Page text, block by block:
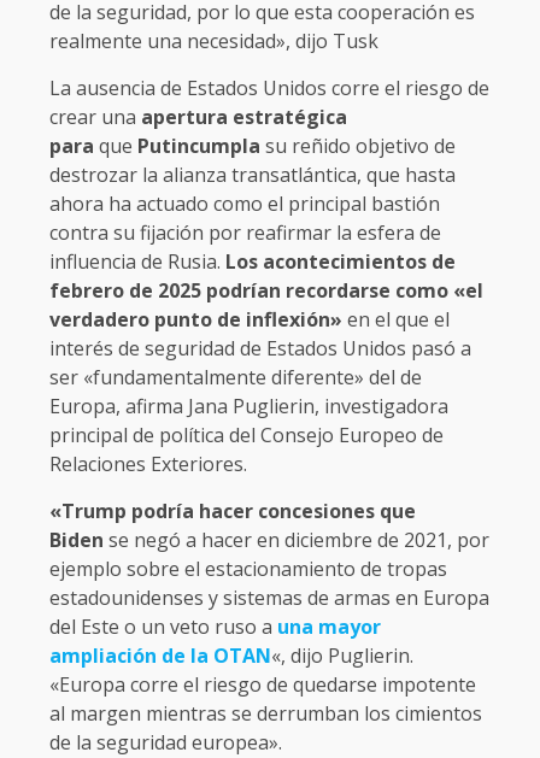
de la seguridad, por lo que esta cooperación es
realmente una necesidad», dijo Tusk
La ausencia de Estados Unidos corre el riesgo de
crear una apertura estratégica
para que Putincumpla su reñido objetivo de
destrozar la alianza transatlántica, que hasta
ahora ha actuado como el principal bastión
contra su fijación por reafirmar la esfera de
influencia de Rusia. Los acontecimientos de
febrero de 2025 podrían recordarse como «el
verdadero punto de inflexión» en el que el
interés de seguridad de Estados Unidos pasó a
ser «fundamentalmente diferente» del de
Europa, afirma Jana Puglierin, investigadora
principal de política del Consejo Europeo de
Relaciones Exteriores.
«Trump podría hacer concesiones que
Biden se negó a hacer en diciembre de 2021, por
ejemplo sobre el estacionamiento de tropas
estadounidenses y sistemas de armas en Europa
del Este o un veto ruso a una mayor
ampliación de la OTAN«, dijo Puglierin.
«Europa corre el riesgo de quedarse impotente
al margen mientras se derrumban los cimientos
de la seguridad europea».